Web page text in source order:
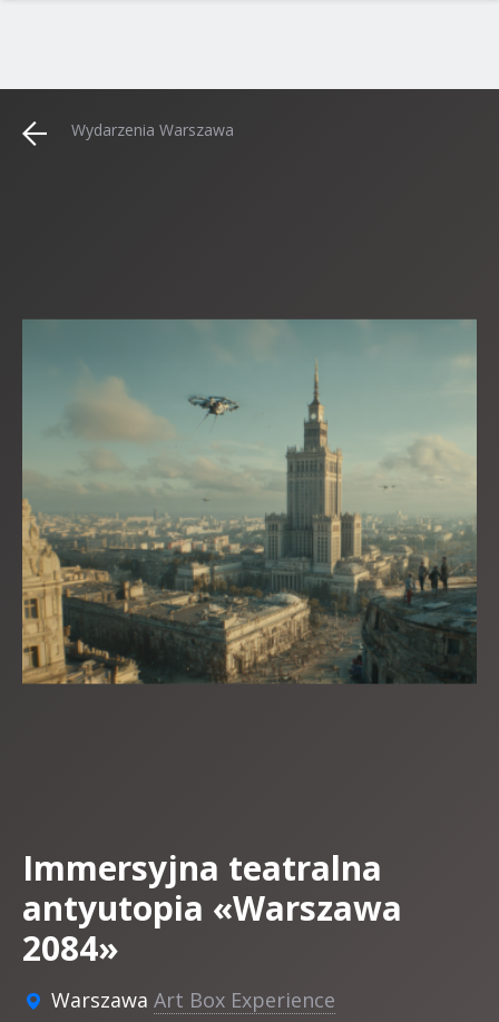
Wydarzenia Warszawa
Immersyjna teatralna
antyutopia «Warszawa
2084»
Warszawa Art Box Experience